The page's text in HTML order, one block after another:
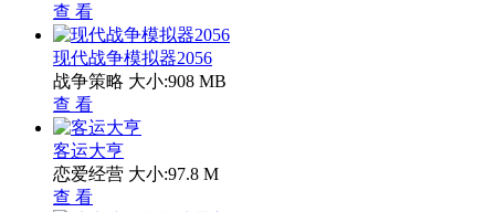
查 看
现代战争模拟器2056
战争策略 大小:908 MB
查 看
客运大亨
恋爱经营 大小:97.8 M
查 看